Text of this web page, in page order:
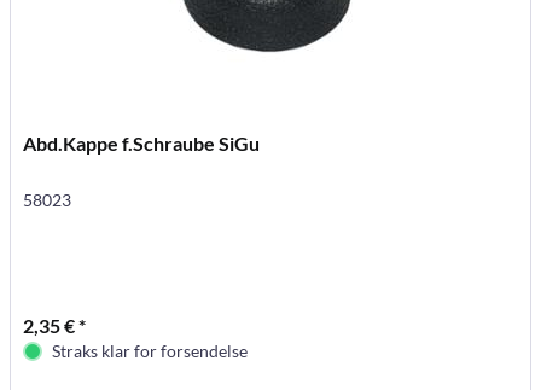
Abd.Kappe f.Schraube SiGu
58023
2,35 € *
Straks klar for forsendelse